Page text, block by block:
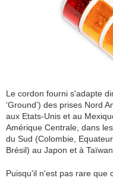
Le cordon fourni s'adapte
‘Ground’) des prises Nord
aux Etats-Unis et au
Amérique Centrale, dans
du Sud (Colombie,
Brésil) au Japon et à Taïwan.
Puisqu'il n'est pas rare que